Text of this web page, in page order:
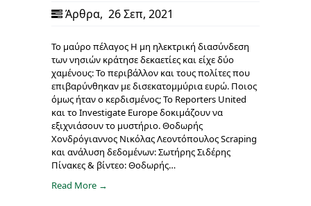
Άρθρα, 26 Σεπ, 2021
Το μαύρο πέλαγος Η μη ηλεκτρική διασύνδεση
των νησιών κράτησε δεκαετίες και είχε δύο
χαμένους: Το περιβάλλον και τους πολίτες που
επιβαρύνθηκαν με δισεκατομμύρια ευρώ. Ποιος
όμως ήταν ο κερδισμένος; To Reporters United
και το Investigate Europe δοκιμάζουν να
εξιχνιάσουν το μυστήριο. Θοδωρής
Χονδρόγιαννος Νικόλας Λεοντόπουλος Scraping
και ανάλυση δεδομένων: Σωτήρης Σιδέρης
Πίνακες & βίντεο: Θοδωρής…
Read More →